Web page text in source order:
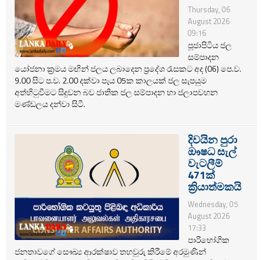
Thursday, 06
August 2026
09:16
පූජාපිටිය ජල
සම්පාදන
යෝජනා ක්‍රමය මඟින් ජලය ලබාදෙන ප්‍රදේශ රැසකට අද (06) පෙ.ව.
9.00 සිට ප.ව. 2.00 දක්වා පැය 05ක කාලයක් ජල සැපයුම
අත්හිටුවීමට සිදුවන බව ජාතික ජල සම්පාදන හා ජලාපවහන
මණ්ඩලය දන්වා සිටී.
දිවයින පුරා
ඖෂධ සැල්
වැටලීම්
471ක්
ක්‍රියාත්මකයි
Wednesday, 05
August 2026
17:33
පාරිභෝගික
ජනතාවගේ සෞඛ්‍ය ආරක්ෂාව තහවුරු කිරීමේ අරමුණින්